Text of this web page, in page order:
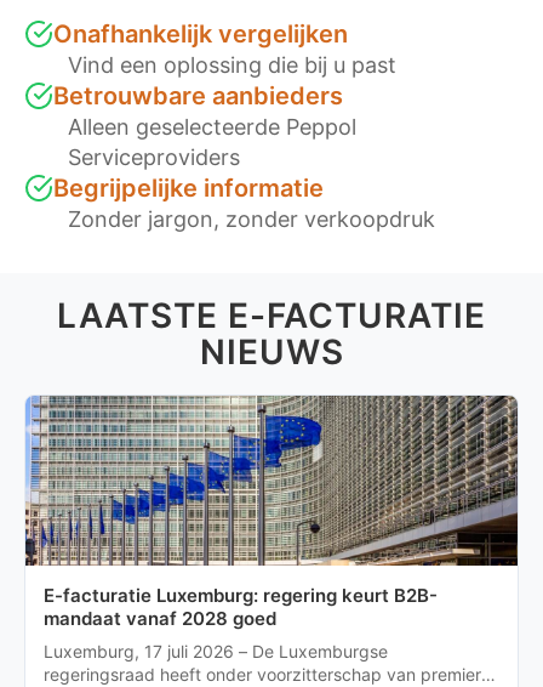
Onafhankelijk vergelijken
Vind een oplossing die bij u past
Betrouwbare aanbieders
Alleen geselecteerde Peppol
Serviceproviders
Begrijpelijke informatie
Zonder jargon, zonder verkoopdruk
LAATSTE E-FACTURATIE
NIEUWS
E-facturatie Luxemburg: regering keurt B2B-
mandaat vanaf 2028 goed
Luxemburg, 17 juli 2026 – De Luxemburgse
regeringsraad heeft onder voorzitterschap van premier